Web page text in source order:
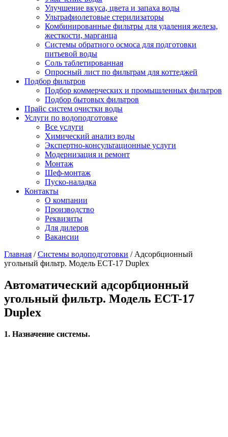
Улучшение вкуса, цвета и запаха воды
Ультрафиолетовые стерилизаторы
Комбинированные фильтры для удаления железа,
жесткости, марганца
Системы обратного осмоса для подготовки
питьевой воды
Соль таблетированная
Опросный лист по фильтрам для коттеджей
Подбор фильтров
Подбор коммерческих и промышленных фильтров
Подбор бытовых фильтров
Прайс систем очистки воды
Услуги по водоподготовке
Все услуги
Химический анализ воды
Экспертно-консультационные услуги
Модернизация и ремонт
Монтаж
Шеф-монтаж
Пуско-наладка
Контакты
О компании
Производство
Реквизиты
Для дилеров
Вакансии
Главная /Системы водоподготовки / Адсорбционный
угольный фильтр. Модель ECT-17 Duplex
Автоматический адсорбционный
угольный фильтр. Модель ECT-17
Duplex
1. Назначение системы.